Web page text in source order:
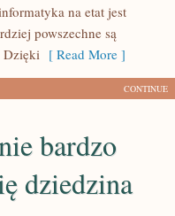
na etat jest
powszechne są
Dzięki [ Read More ]
CONTINUE
bardzo
dziedzina